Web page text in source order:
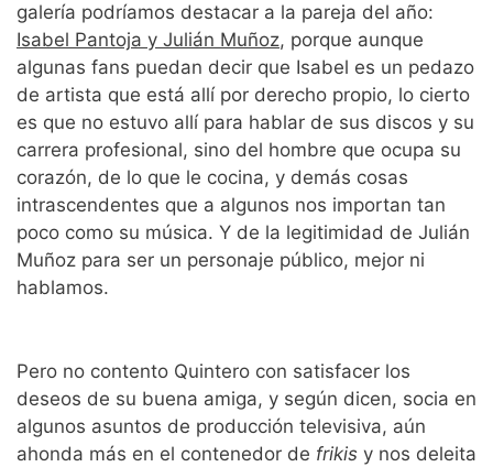
galería podríamos destacar a la pareja del año:
Isabel Pantoja y Julián Muñoz, porque aunque
algunas fans puedan decir que Isabel es un pedazo
de artista que está allí por derecho propio, lo cierto
es que no estuvo allí para hablar de sus discos y su
carrera profesional, sino del hombre que ocupa su
corazón, de lo que le cocina, y demás cosas
intrascendentes que a algunos nos importan tan
poco como su música. Y de la legitimidad de Julián
Muñoz para ser un personaje público, mejor ni
hablamos.
Pero no contento Quintero con satisfacer los
deseos de su buena amiga, y según dicen, socia en
algunos asuntos de producción televisiva, aún
ahonda más en el contenedor de frikis y nos deleita